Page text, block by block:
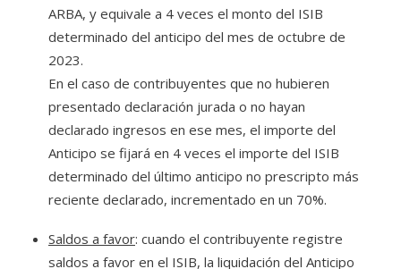
ARBA, y equivale a 4 veces el monto del ISIB
determinado del anticipo del mes de octubre de
2023.
En el caso de contribuyentes que no hubieren
presentado declaración jurada o no hayan
declarado ingresos en ese mes, el importe del
Anticipo se fijará en 4 veces el importe del ISIB
determinado del último anticipo no prescripto más
reciente declarado, incrementado en un 70%.
Saldos a favor: cuando el contribuyente registre
saldos a favor en el ISIB, la liquidación del Anticipo